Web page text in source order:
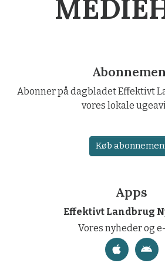
Abonner på dagbladet Effektivt
vores lokale
Køb
Apps
Effektivt Landbrug
Vores nyheder og